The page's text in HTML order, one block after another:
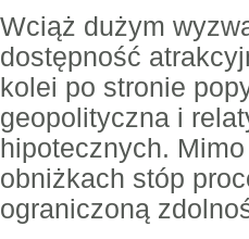
Wciąż dużym
dostępność
kolei po stronie
geopolityczna i
hipotecznych.
obniżkach stóp
ograniczoną